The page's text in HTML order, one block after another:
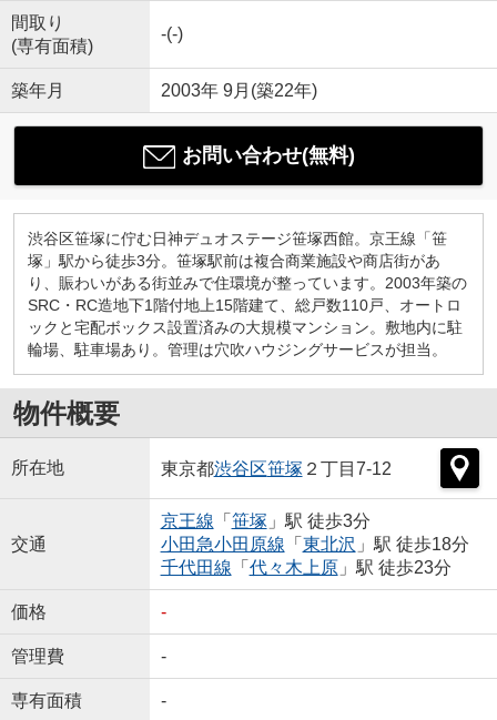
間取り
(専有面積)
-(-)
築年月 2003年 9月(築22年)
お問い合わせ(無料)
渋谷区笹塚に佇む日神デュオステージ笹塚西館。京王線「笹
塚」駅から徒歩3分。笹塚駅前は複合商業施設や商店街があ
り、賑わいがある街並みで住環境が整っています。2003年築の
SRC・RC造地下1階付地上15階建て、総戸数110戸、オートロ
ックと宅配ボックス設置済みの大規模マンション。敷地内に駐
輪場、駐車場あり。管理は穴吹ハウジングサービスが担当。
物件概要
所在地 東京都渋谷区笹塚 ２丁目7-12
交通
京王線 「 笹塚 」駅 徒歩3分
小田急小田原線 「 東北沢 」駅 徒歩18分
千代田線 「 代々木上原」駅 徒歩23分
価格 -
管理費 -
専有面積 -